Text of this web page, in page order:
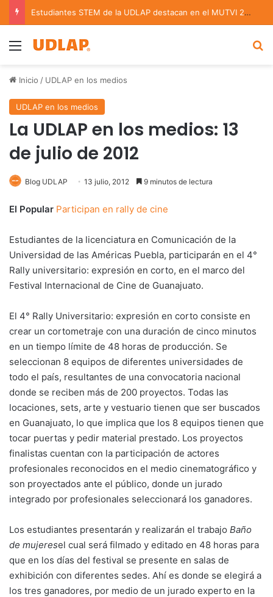
Estudiantes STEM de la UDLAP destacan en el MUTVI 2026
Menu
Inicio / UDLAP en los medios
UDLAP en los medios
La UDLAP en los medios: 13
de julio de 2012
Blog UDLAP 13 julio, 2012 9 minutos de lectura
El Popular Participan en rally de cine
Estudiantes de la licenciatura en Comunicación de la
Universidad de las Américas Puebla, participarán en el 4°
Rally universitario: expresión en corto, en el marco del
Festival Internacional de Cine de Guanajuato.
El 4° Rally Universitario: expresión en corto consiste en
crear un cortometraje con una duración de cinco minutos
en un tiempo límite de 48 horas de producción. Se
seleccionan 8 equipos de diferentes universidades de
todo el país, resultantes de una convocatoria nacional
donde se reciben más de 200 proyectos. Todas las
locaciones, sets, arte y vestuario tienen que ser buscados
en Guanajuato, lo que implica que los 8 equipos tienen que
tocar puertas y pedir material prestado. Los proyectos
finalistas cuentan con la participación de actores
profesionales reconocidos en el medio cinematográfico y
son proyectados ante el público, donde un jurado
integrado por profesionales seleccionará los ganadores.
Los estudiantes presentarán y realizarán el trabajo Baño
de mujeresel cual será filmado y editado en 48 horas para
que en los días del festival se presente en salas de
exhibición con diferentes sedes. Ahí es donde se elegirá a
los tres ganadores, por medio de un jurado experto en la